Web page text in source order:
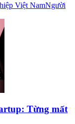
Việt NamNgười
Từng mất